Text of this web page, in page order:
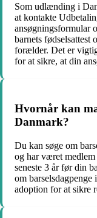
Som udlænding i
at kontakte
ansøgningsformular
barnets fødselsattest
forælder. Det er
for at sikre, at din
Hvornår kan
Danmark?
Du kan søge om
og har været
seneste 3 år før din
om
adoption for at sikre